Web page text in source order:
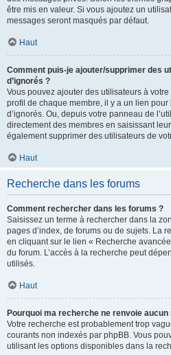
être mis en valeur. Si vous ajoutez un
messages seront masqués par défaut.
Haut
Comment puis-je ajouter/supprimer des
d’ignorés ?
Vous pouvez ajouter des utilisateurs à
profil de chaque membre, il y a un lien pour
d’ignorés. Ou, depuis votre panneau de
directement des membres en saisissant
également supprimer des utilisateurs de
Haut
Recherche dans les forums
Comment rechercher dans les forums ?
Saisissez un terme à rechercher dans la
pages d’index, de forums ou de sujets. La
en cliquant sur le lien « Recherche
du forum. L’accès à la recherche peut
utilisés.
Haut
Pourquoi ma recherche ne renvoie
Votre recherche est probablement trop
courants non indexés par phpBB. Vous
utilisant les options disponibles dans la